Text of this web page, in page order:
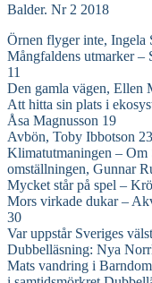
Balder. Nr 2 2018
Örnen flyger inte, Ingela
Mångfaldens utmarker –
11
Den gamla vägen, Ellen
Att hitta sin plats i
Åsa Magnusson 19
Avbön, Toby Ibbotson 23
Klimatutmaningen – Om
omställningen, Gunnar
Mycket står på spel –
Mors virkade dukar –
30
Var uppstår Sveriges
Dubbelläsning: Nya
Mats vandring i